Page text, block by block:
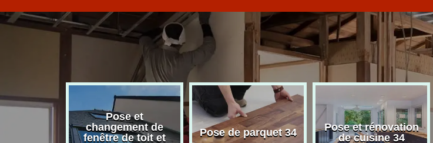
Pose et
changement de
fenêtre de toit et
Pose de parquet 34
Pose et rénovation
de cuisine 34